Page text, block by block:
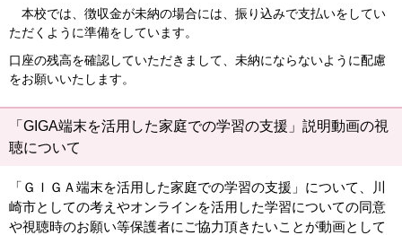
本校では、徴収金が未納の場合には、振り込みで支払いをしてい
ただくように準備をしています。
口座の残高を確認していただきまして、未納にならないように配慮
をお願いいたします。
「GIGA端末を活用した家庭での学習の支援」説明動画の視
聴について
「ＧＩＧＡ端末を活用した家庭での学習の支援」について、川
崎市としての考えやオンラインを活用した学習についての同意
や視聴時のお願い等保護者にご協力頂きたいことが動画として